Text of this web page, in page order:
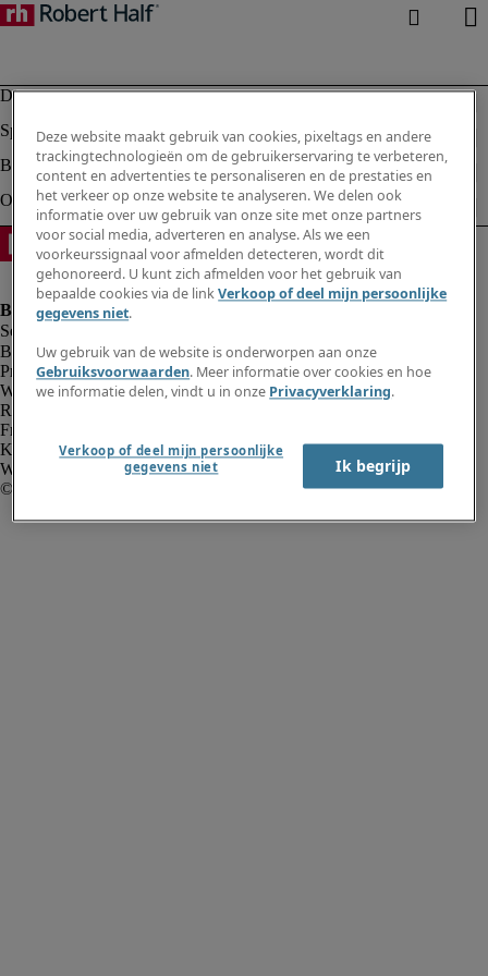
Bedrijfsinformatie
Privacyverklaring
Website en cookies
Rekruteringsvoorwaarden
Fraude alarm
Klokkenluidersregeling
Webmaster feedback
Deze website maakt gebruik van cookies, pixeltags en andere
trackingtechnologieën om de gebruikerservaring te verbeteren,
content en advertenties te personaliseren en de prestaties en
het verkeer op onze website te analyseren. We delen ook
informatie over uw gebruik van onze site met onze partners
voor social media, adverteren en analyse. Als we een
voorkeurssignaal voor afmelden detecteren, wordt dit
gehonoreerd. U kunt zich afmelden voor het gebruik van
bepaalde cookies via de linkVerkoop of deel mijn persoonlijke
gegevens niet.
Uw gebruik van de website is onderworpen aan onze
Gebruiksvoorwaarden. Meer informatie over cookies en hoe
we informatie delen, vindt u in onze Privacyverklaring.
Verkoop of deel mijn persoonlijke
gegevens niet
Ik begrijp